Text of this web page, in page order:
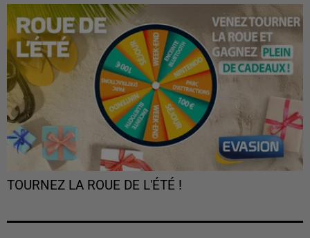
TOURNEZ LA ROUE DE L'ÉTÉ !